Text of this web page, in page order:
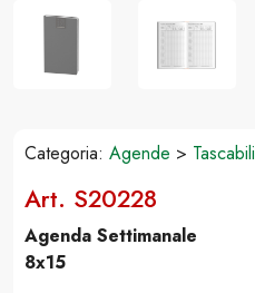
Categoria: Agende > Tascabili
Art. S20228
Agenda Settimanale
8x15